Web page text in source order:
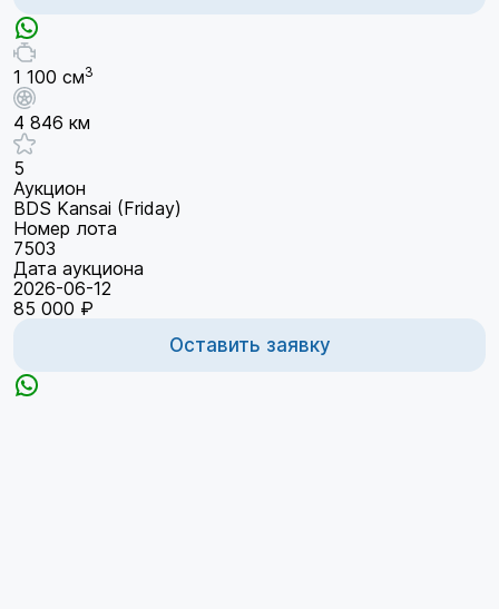
1 100 см3
4 846 км
5
Аукцион
BDS Kansai (Friday)
Номер лота
7503
Дата аукциона
2026-06-12
85 000 ₽
Оставить заявку